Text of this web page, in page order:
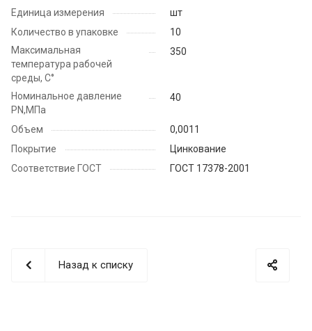
Единица измерения
шт
Количество в упаковке
10
Максимальная
температура рабочей
среды, С°
350
Номинальное давление
PN,МПа
40
Объем
0,0011
Покрытие
Цинкование
Соответствие ГОСТ
ГОСТ 17378-2001
Назад к списку